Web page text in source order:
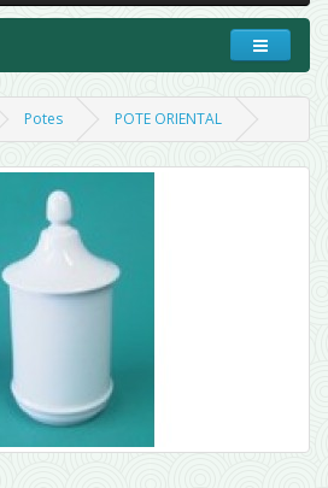
Potes POTE ORIENTAL